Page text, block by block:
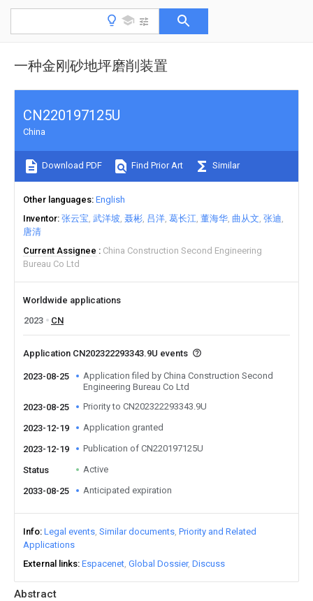
一种金刚砂地坪磨削装置
Abstract
CN220197125U
China
Download PDF Find Prior Art Similar
Other languages English
Inventor 张云宝 武洋坡 聂彬 吕洋 葛长江 董海华 曲从文 张迪
唐清
Current Assignee
China Construction Second Engineering
Bureau Co Ltd
Worldwide applications
2023
CN
Application CN202322293343.9U events
2023-08-25
Application filed by China Construction Second
Engineering Bureau Co Ltd
2023-08-25
Priority to CN202322293343.9U
2023-12-19 Application granted
2023-12-19 Publication of CN220197125U
Status Active
2033-08-25 Anticipated expiration
Info Legal events Similar documents Priority and Related
Applications
External links Espacenet Global Dossier Discuss